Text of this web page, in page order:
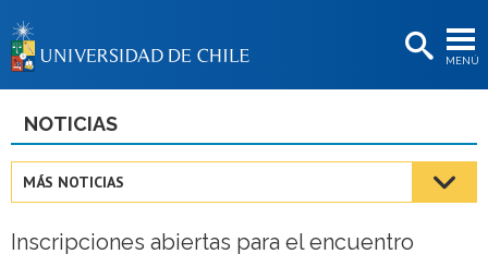
MENÚ
BIBLIOTECAS
Estudiantes
Académicas/os
NOTICIAS
MÁS NOTICIAS
Inscripciones abiertas para el encuentro